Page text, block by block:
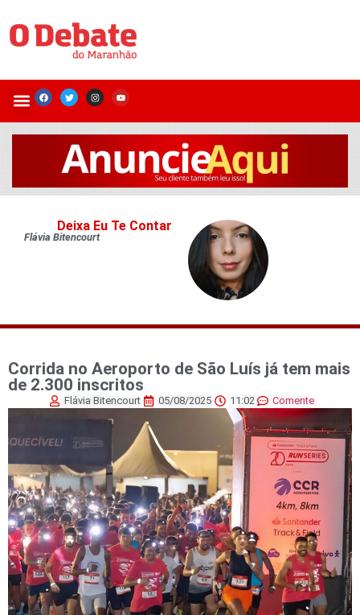
Deixa Eu Te Contar
Flávia Bitencourt
Corrida no Aeroporto de São Luís já tem mais
de 2.300 inscritos
Flávia Bitencourt 05/08/2025 11:02 Comente